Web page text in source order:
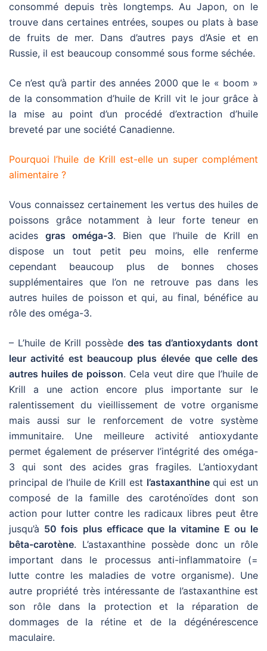
consommé depuis très longtemps. Au Japon, on le
trouve dans certaines entrées, soupes ou plats à base
de fruits de mer. Dans d’autres pays d’Asie et en
Russie, il est beaucoup consommé sous forme séchée.
Ce n’est qu’à partir des années 2000 que le « boom »
de la consommation d’huile de Krill vit le jour grâce à
la mise au point d’un procédé d’extraction d’huile
breveté par une société Canadienne.
Pourquoi l’huile de Krill est-elle un super complément
alimentaire ?
Vous connaissez certainement les vertus des huiles de
poissons grâce notamment à leur forte teneur en
acides gras oméga-3. Bien que l’huile de Krill en
dispose un tout petit peu moins, elle renferme
cependant beaucoup plus de bonnes choses
supplémentaires que l’on ne retrouve pas dans les
autres huiles de poisson et qui, au final, bénéfice au
rôle des oméga-3.
– L’huile de Krill possède des tas d’antioxydants dont
leur activité est beaucoup plus élevée que celle des
autres huiles de poisson. Cela veut dire que l’huile de
Krill a une action encore plus importante sur le
ralentissement du vieillissement de votre organisme
mais aussi sur le renforcement de votre système
immunitaire. Une meilleure activité antioxydante
permet également de préserver l’intégrité des oméga-
3 qui sont des acides gras fragiles. L’antioxydant
principal de l’huile de Krill est l’astaxanthinequi est un
composé de la famille des caroténoïdes dont son
action pour lutter contre les radicaux libres peut être
jusqu’à 50 fois plus efficace que la vitamine E ou le
bêta-carotène. L’astaxanthine possède donc un rôle
important dans le processus anti-inflammatoire (=
lutte contre les maladies de votre organisme). Une
autre propriété très intéressante de l’astaxanthine est
son rôle dans la protection et la réparation de
dommages de la rétine et de la dégénérescence
maculaire.